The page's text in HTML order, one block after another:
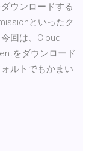
ウンロードする
といったク
回は、Cloud
をダウンロード
ルトでもかまい